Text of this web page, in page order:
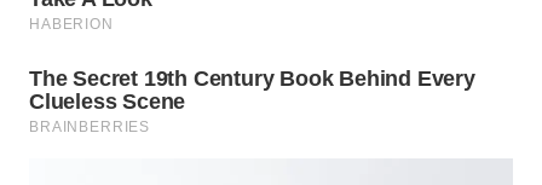
ADVOKAT
WAHANA
INFRASTRUKTUR